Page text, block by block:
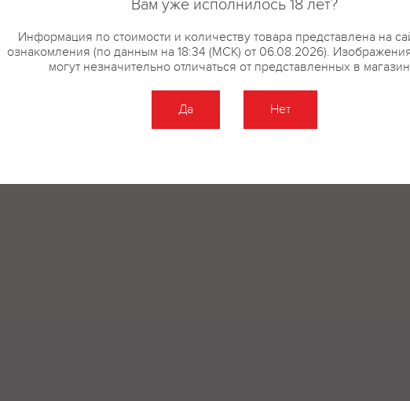
Вам уже исполнилось 18 лет?
Информация по стоимости и количеству товара представлена на
ознакомления (по данным на 18:34 (МСК) от 06.08.2026).
могут незначительно отличаться от представленных в
Да Нет